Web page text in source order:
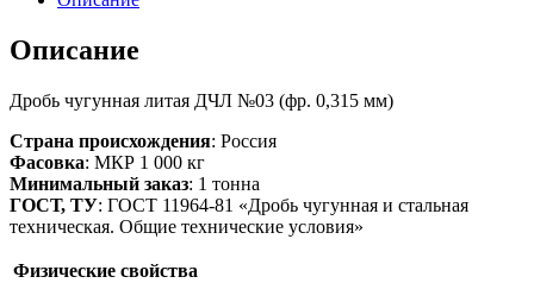
Описание
Дробь чугунная литая ДЧЛ №03 (фр. 0,315 мм)
Страна происхождения: Россия
Фасовка: МКР 1 000 кг
Минимальный заказ: 1 тонна
ГОСТ, ТУ: ГОСТ 11964-81 «Дробь чугунная и стальная
техническая. Общие технические условия»
Физические свойства